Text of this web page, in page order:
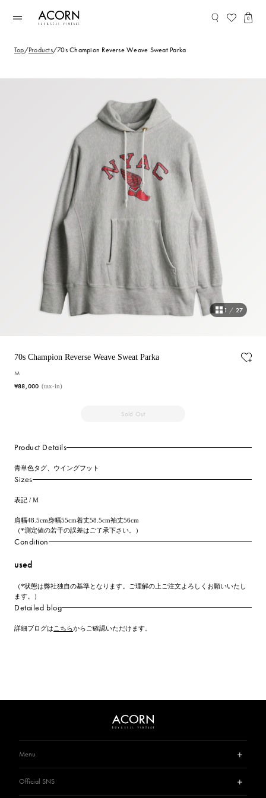
ンツに
0
Top/Products/70s Champion Reverse Weave Sweat Parka
1 / 27
70s Champion Reverse Weave Sweat Parka
M
¥88,000 (tax-in)
Sold Out
Product Details
青単色タグ、ウイングフット
Sizes
表記 / M
肩幅48.5cm身幅55cm着丈58.5cm袖丈56cm
（*測定値の若干の誤差はご了承下さい。）
Condition
used
（*状態は弊社独自の基準となります。ご理解の上ご注文よろしくお願いいたし
ます。）
Detailed blog
詳細ブログは こちらからご確認いただけます。
Menu
Official SNS